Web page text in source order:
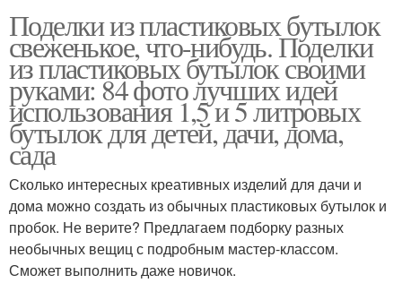
Поделки из пластиковых бутылок
свеженькое, что-нибудь. Поделки
из пластиковых бутылок своими
руками: 84 фото лучших идей
использования 1,5 и 5 литровых
бутылок для детей, дачи, дома,
сада
Сколько интересных креативных изделий для дачи и
дома можно создать из обычных пластиковых бутылок и
пробок. Не верите? Предлагаем подборку разных
необычных вещиц с подробным мастер-классом.
Сможет выполнить даже новичок.